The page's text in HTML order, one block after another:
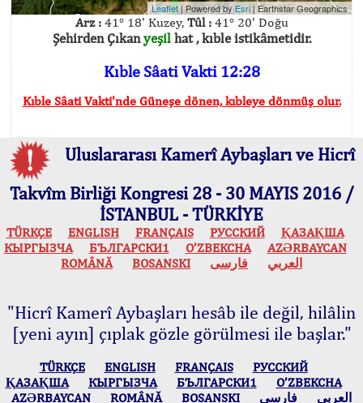
Leaflet| Powered byEsri|Earthstar Geographics
Arz :41° 18' Kuzey, Tûl :41° 20' Doğu
Şehirden Çıkanyeşilhat , kıble istikâmetidir.
Kıble Sâati Vakti 12:28
Kıble Sâati Vakti'nde Güneşe dönen, kıbleye dönmüş olur.
Uluslararası Kamerî Aybaşları ve Hicrî
Takvîm Birliği Kongresi 28 - 30 MAYIS 2016 /
İSTANBUL - TÜRKİYE
TÜRKÇE ENGLISH FRANÇAIS РУССКИЙ
ҚАЗАҚША
КЫPГЫЗЧA
БЪЛГАРСКИ1 O’ZBEKCHA
AZӘRBAYCAN
ROMÂNĂ
BOSANSKI العربي فارسی
"Hicrî Kamerî Aybaşları hesâb ile değil, hilâlin
[yeni ayın] çıplak gözle görülmesi ile başlar."
TÜRKÇE ENGLISH FRANÇAIS
РУССКИЙ
ҚАЗАҚША
КЫPГЫЗЧA БЪЛГАРСКИ1
O’ZBEKCHA
AZӘRBAYCAN
ROMÂNĂ BOSANSKI العربي فارسی